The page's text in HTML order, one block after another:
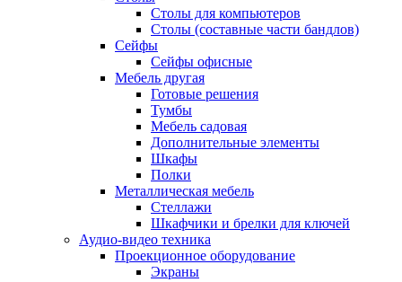
Столы для компьютеров
Столы (составные части бандлов)
Сейфы
Сейфы офисные
Мебель другая
Готовые решения
Тумбы
Мебель садовая
Дополнительные элементы
Шкафы
Полки
Металлическая мебель
Стеллажи
Шкафчики и брелки для ключей
Аудио-видео техника
Проекционное оборудование
Экраны